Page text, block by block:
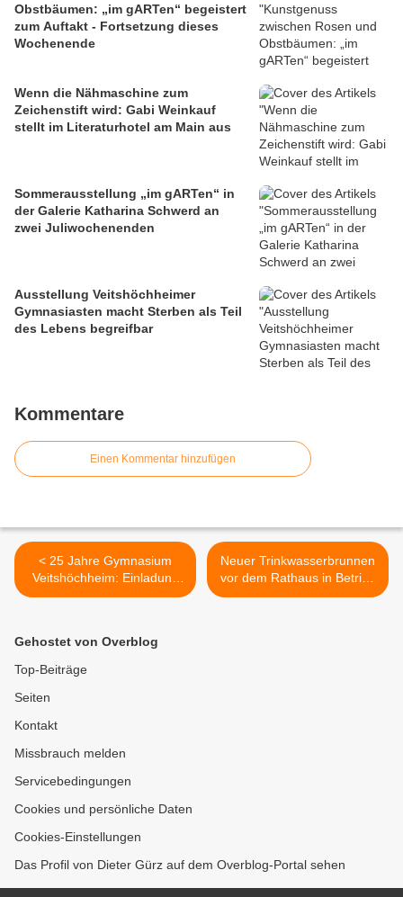
Obstbäumen: „im gARTen“ begeistert
zum Auftakt - Fortsetzung dieses
Wochenende
Wenn die Nähmaschine zum
Zeichenstift wird: Gabi Weinkauf
stellt im Literaturhotel am Main aus
Sommerausstellung „im gARTen“ in
der Galerie Katharina Schwerd an
zwei Juliwochenenden
Ausstellung Veitshöchheimer
Gymnasiasten macht Sterben als Teil
des Lebens begreifbar
Kommentare
Einen Kommentar hinzufügen
< 25 Jahre Gymnasium
Veitshöchheim: Einladung
zum Ehemaligentreffen zum
Neuer Trinkwasserbrunnen
vor dem Rathaus in Betrieb
genommen >
Gehostet von Overblog
Top-Beiträge
Seiten
Kontakt
Missbrauch melden
Servicebedingungen
Cookies und persönliche Daten
Cookies-Einstellungen
Das Profil von Dieter Gürz auf dem Overblog-Portal sehen